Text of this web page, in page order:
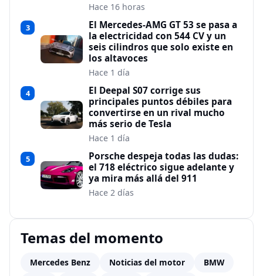
Hace 16 horas
3
El Mercedes-AMG GT 53 se pasa a
la electricidad con 544 CV y un
seis cilindros que solo existe en
los altavoces
Hace 1 día
4
El Deepal S07 corrige sus
principales puntos débiles para
convertirse en un rival mucho
más serio de Tesla
Hace 1 día
5
Porsche despeja todas las dudas:
el 718 eléctrico sigue adelante y
ya mira más allá del 911
Hace 2 días
Temas del momento
Mercedes Benz Noticias del motor BMW